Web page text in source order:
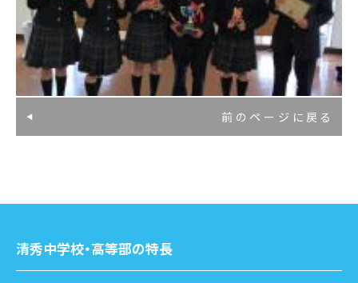
前のページに戻る
清秀中学校・高等部の特長